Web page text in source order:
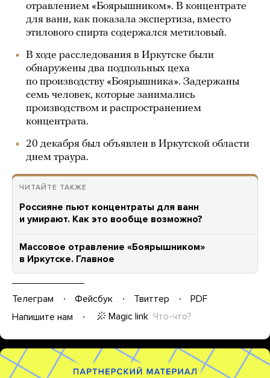
отравлением «Боярышником». В концентрате
для ванн, как показала экспертиза, вместо
этилового спирта содержался метиловый.
В ходе расследования в Иркутске были
обнаружены два подпольных цеха
по производству «Боярышника». Задержаны
семь человек, которые занимались
производством и распространением
концентрата.
20 декабря был объявлен в Иркутской области
днем траура.
ЧИТАЙТЕ ТАКЖЕ
Россияне пьют концентраты для ванн
и умирают. Как это вообще возможно?
Массовое отравление «Боярышником»
в Иркутске. Главное
Телеграм Фейсбук Твиттер
PDF
Напишите нам
Magic link Что-что?